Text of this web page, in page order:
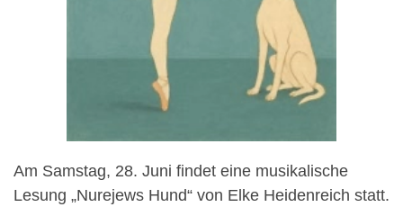
Am Samstag, 28. Juni findet eine musikalische
Lesung „Nurejews Hund“ von Elke Heidenreich statt.